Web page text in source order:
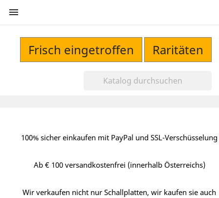

Frisch eingetroffen Raritäten
100% sicher einkaufen mit PayPal und SSL-Verschüsselung
Ab € 100 versandkostenfrei (innerhalb Österreichs)
Wir verkaufen nicht nur Schallplatten, wir kaufen sie auch